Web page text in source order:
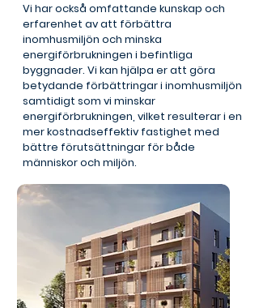
Vi har också omfattande kunskap och
erfarenhet av att förbättra
inomhusmiljön och minska
energiförbrukningen i befintliga
byggnader. Vi kan hjälpa er att göra
betydande förbättringar i inomhusmiljön
samtidigt som vi minskar
energiförbrukningen, vilket resulterar i en
mer kostnadseffektiv fastighet med
bättre förutsättningar för både
människor och miljön.